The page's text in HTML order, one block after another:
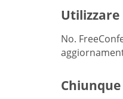
Utilizzare
No.